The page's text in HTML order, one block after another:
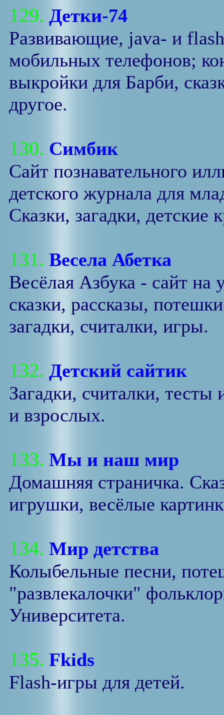
129. Детки-74
Развивающие, java- и
мобильных телефонов;
выкройки для Барби,
другое.
130. Симбик
Сайт познавательного
детского журнала для
Сказки, загадки,
131. Весела Абетка
Весёлая Азбука - сайт на
сказки, рассказы,
загадки, считалки, игры.
132. Детский сайтик
Загадки, считалки, тесты
и взрослых.
133. Мы и наш мир
Домашняя страничка.
игрушки, весёлые
134. Мир детства
Колыбельные песни,
"развлекалочки"
Университета.
135. Fkids
Flash-игры для детей.